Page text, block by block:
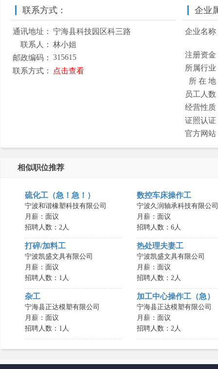
联系方式：
通讯地址：
宁海县科技园区科三路
联系人：
林小姐
邮政编码：
315615
联系方式：
点击查看
企业
企业名称
注册资金
所属行业
所 在 地
员工人数
经营性质
证照认证
官方网站
相似职位推荐
硫化工（急！急！）
宁波和谐橡塑科技有限公司
月薪：面议
招聘人数：2人
数控车床操作工
宁波久润轴承科技有限公司
月薪：面议
招聘人数：6人
打碎/加料工
宁波凯盛文具有限公司
月薪：面议
招聘人数：1人
热处理夫妻工
宁波凯盛文具有限公司
月薪：面议
招聘人数：2人
杂工
宁海县正达模塑有限公司
月薪：面议
招聘人数：1人
加工中心操作工（急）
宁海县正达模塑有限公司
月薪：面议
招聘人数：2人